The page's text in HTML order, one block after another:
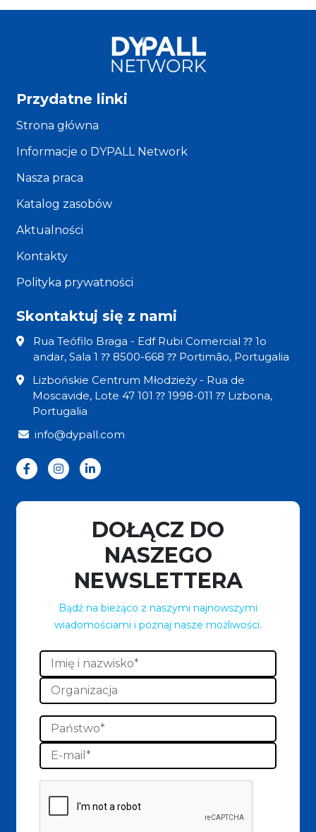
Przydatne linki
Strona główna
Informacje o DYPALL Network
Nasza praca
Katalog zasobów
Aktualności
Kontakty
Polityka prywatności
Skontaktuj się z nami
Rua Teófilo Braga - Edf Rubi Comercial ⁇ 1o
andar, Sala 1 ⁇ 8500-668 ⁇ Portimão, Portugalia
Lizbońskie Centrum Młodzieży - Rua de
Moscavide, Lote 47 101 ⁇ 1998-011 ⁇ Lizbona,
Portugalia
info@dypall.com
DOŁĄCZ DO
NASZEGO
NEWSLETTERA
Bądź na bieżąco z naszymi najnowszymi
wiadomościami i poznaj nasze możliwości.